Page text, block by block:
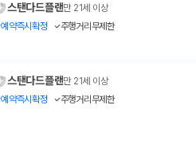
스탠다드플랜만 21세 이상
예약즉시확정
주행거리무제한
스탠다드플랜만 21세 이상
예약즉시확정
주행거리무제한